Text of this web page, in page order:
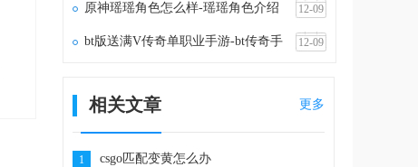
12-09
原神瑶瑶角色怎么样-瑶瑶角色介绍
12-09
bt版送满V传奇单职业手游-bt传奇手
相关文章 更多
1 csgo匹配变黄怎么办